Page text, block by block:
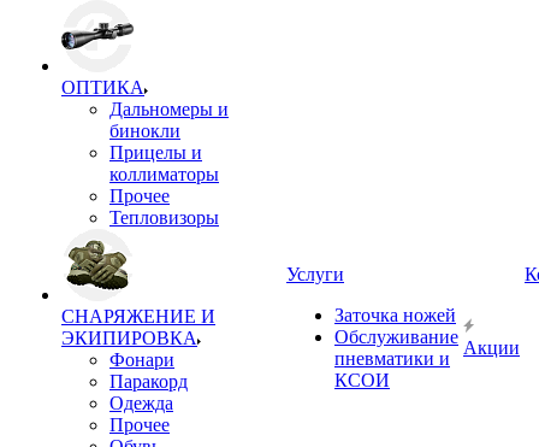
ОПТИКА
Дальномеры и
бинокли
Прицелы и
коллиматоры
Прочее
Тепловизоры
СНАРЯЖЕНИЕ И
ЭКИПИРОВКА
Фонари
Паракорд
Одежда
Прочее
Услуги
Заточка ножей
Обслуживание
пневматики и
КСОИ
Акции